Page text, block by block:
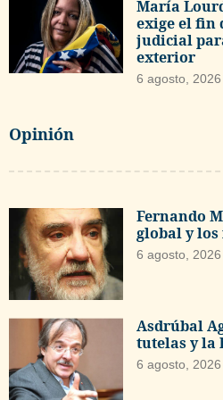
María
exige el fin
judicial
exterior
6 agosto, 2026
Opinión
Fernando
global y
6 agosto, 2026
Asdrúbal
tutelas y la
6 agosto, 2026